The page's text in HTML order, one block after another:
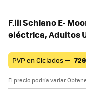
F.lli Schiano E-
eléctrica, Adultos
PVP en Ciclados — 729
El precio podría variar.